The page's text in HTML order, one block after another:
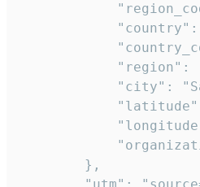
"region":
"city":
        },